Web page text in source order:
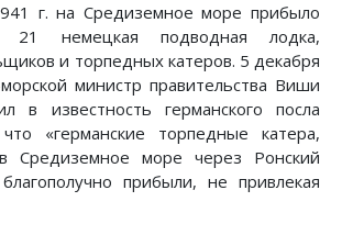
г. на Средиземное море прибыло
21 немецкая подводная лодка,
и торпедных катеров. 5 декабря
министр правительства Виши
в известность германского посла
«германские торпедные катера,
Средиземное море через Ронский
прибыли, не привлекая